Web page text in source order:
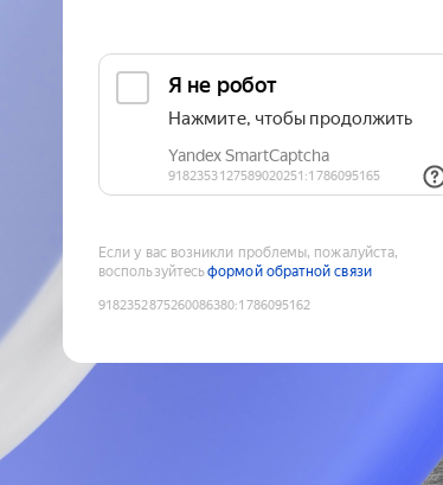
Если у вас возникли проблемы, пожалуйста,
воспользуйтесьформой обратной связи
9182352875260086380:1786095162